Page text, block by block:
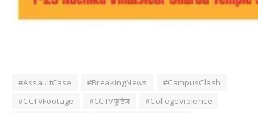
#AssaultCase #BreakingNews
#CampusClash
#CCTVFootage
#CCTVफुटेज
#CollegeViolence